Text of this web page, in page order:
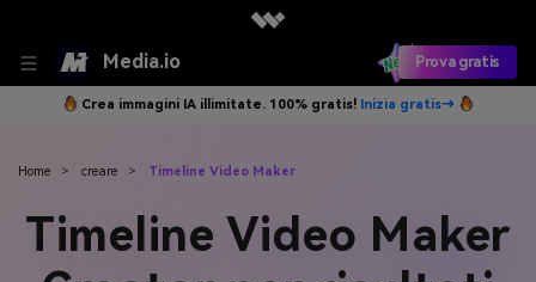
Media.io Prova gratis
Crea immagini IA illimitate. 100% gratis! Inizia gratis→
Home > creare > Timeline Video Maker
Timeline Video Maker